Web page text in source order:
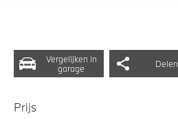
Vergelijken in
garage
Delen
Prijs